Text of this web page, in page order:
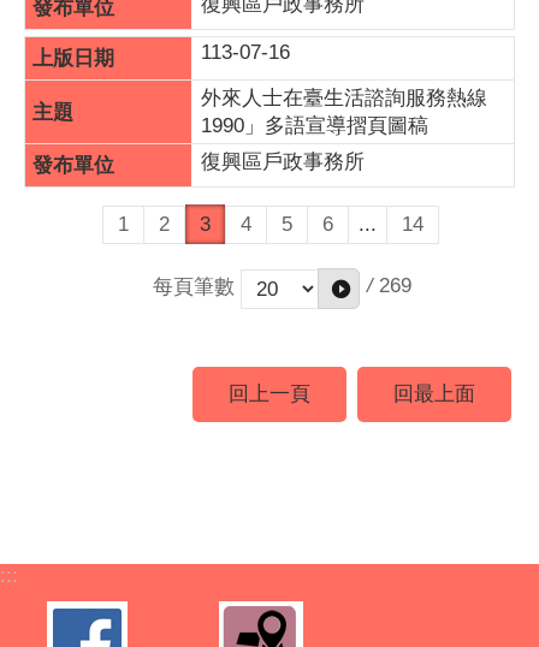
113-07-16
外來人士在臺生活諮詢服務熱線
1990」多語宣導摺頁圖稿
復興區戶政事務所
1 2 3 4 5 6 ... 14
每頁筆數 / 269
回上一頁 回最上面
:::